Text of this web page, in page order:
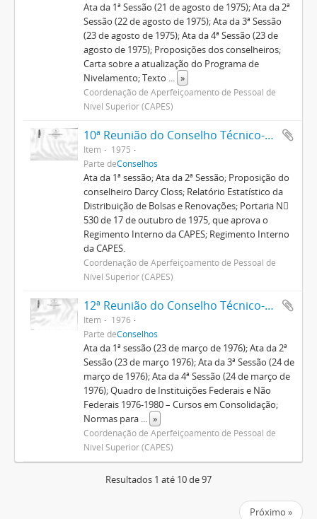
Ata da 1ª Sessão (21 de agosto de 1975); Ata da 2ª
Sessão (22 de agosto de 1975); Ata da 3ª Sessão
(23 de agosto de 1975); Ata da 4ª Sessão (23 de
agosto de 1975); Proposições dos conselheiros;
Carta sobre a atualização do Programa de
Nivelamento; Texto ... »
Coordenação de Aperfeiçoamento de Pessoal de
Nível Superior (CAPES)
10ª Reunião do Conselho Técnico-Administrativo
Item
1975
Parte deConselhos
Ata da 1ª sessão; Ata da 2ª Sessão; Proposição do
conselheiro Darcy Closs; Relatório Estatístico da
Distribuição de Bolsas e Renovações; Portaria N
530 de 17 de outubro de 1975, que aprova o
Regimento Interno da CAPES; Regimento Interno
da CAPES.
Coordenação de Aperfeiçoamento de Pessoal de
Nível Superior (CAPES)
12ª Reunião do Conselho Técnico-Administrativo
Item
1976
Parte deConselhos
Ata da 1ª sessão (23 de março de 1976); Ata da 2ª
Sessão (23 de março 1976); Ata da 3ª Sessão (24 de
março de 1976); Ata da 4ª Sessão (24 de março de
1976); Quadro de Instituições Federais e Não
Federais 1976-1980 – Cursos em Consolidação;
Normas para ... »
Coordenação de Aperfeiçoamento de Pessoal de
Nível Superior (CAPES)
Resultados 1 até 10 de 97
Próximo »